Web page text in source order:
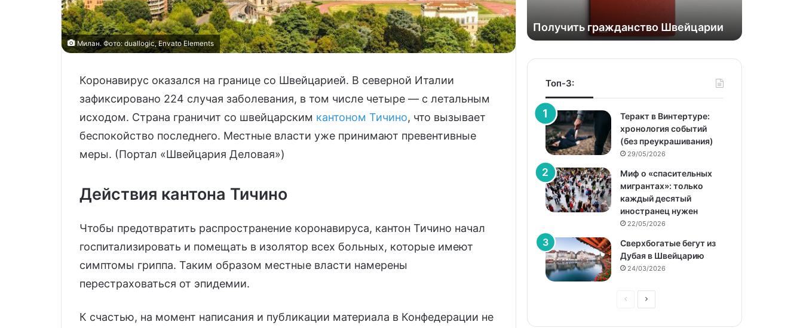
Милан. Фото: duallogic, Envato Elements
Коронавирус оказался на границе со Швейцарией. В северной Италии
зафиксировано 224 случая заболевания, в том числе четыре — с летальным
исходом. Страна граничит со швейцарским кантоном Тичино, что вызывает
беспокойство последнего. Местные власти уже принимают превентивные
меры. (Портал «Швейцария Деловая»)
Действия кантона Тичино
Чтобы предотвратить распространение коронавируса, кантон Тичино начал
госпитализировать и помещать в изолятор всех больных, которые имеют
симптомы гриппа. Таким образом местные власти намерены
перестраховаться от эпидемии.
К счастью, на момент написания и публикации материала в Конфедерации не
Получить гражданство Швейцарии
Топ-3:
Теракт в Винтертуре:
хронология событий
(без преукрашивания)
29/05/2026
Миф о «спасительных
мигрантах»: только
каждый десятый
иностранец нужен
22/05/2026
Сверхбогатые бегут из
Дубая в Швейцарию
24/03/2026
Предыдущая
Следующая